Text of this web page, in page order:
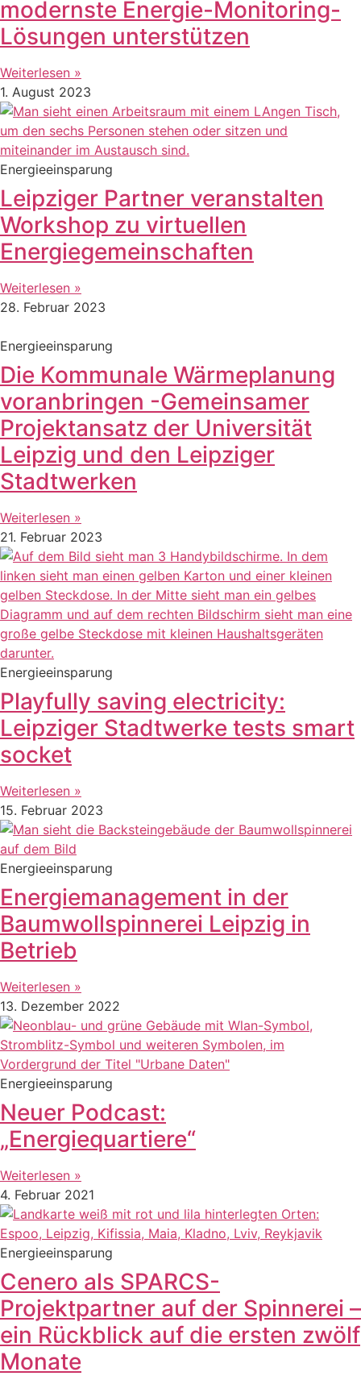
modernste Energie-Monitoring-
Lösungen unterstützen
Weiterlesen »
1. August 2023
Energieeinsparung
Leipziger Partner veranstalten
Workshop zu virtuellen
Energiegemeinschaften
Weiterlesen »
28. Februar 2023
Energieeinsparung
Die Kommunale Wärmeplanung
voranbringen -Gemeinsamer
Projektansatz der Universität
Leipzig und den Leipziger
Stadtwerken
Weiterlesen »
21. Februar 2023
Energieeinsparung
Playfully saving electricity:
Leipziger Stadtwerke tests smart
socket
Weiterlesen »
15. Februar 2023
Energieeinsparung
Energiemanagement in der
Baumwollspinnerei Leipzig in
Betrieb
Weiterlesen »
13. Dezember 2022
Energieeinsparung
Neuer Podcast:
„Energiequartiere“
Weiterlesen »
4. Februar 2021
Energieeinsparung
Cenero als SPARCS-
Projektpartner auf der Spinnerei –
ein Rückblick auf die ersten zwölf
Monate